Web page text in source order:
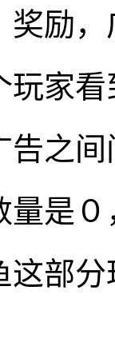
奖励
玩家
告之
量是
这部